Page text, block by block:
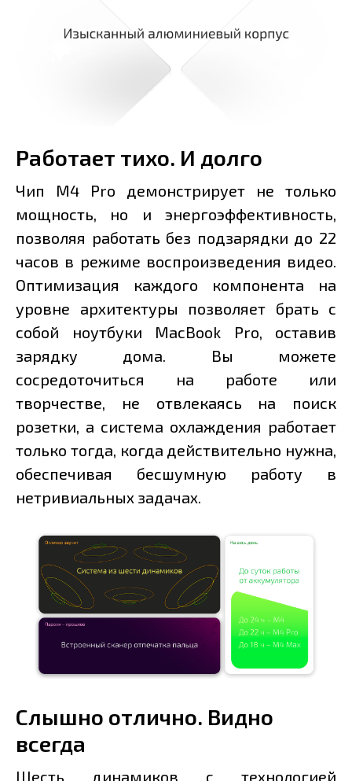
Работает тихо. И долго
Чип M4 Pro демонстрирует не только
мощность, но и энергоэффективность,
позволяя работать без подзарядки до 22
часов в режиме воспроизведения видео.
Оптимизация каждого компонента на
уровне архитектуры позволяет брать с
собой ноутбуки MacBook Pro, оставив
зарядку дома. Вы можете
сосредоточиться на работе или
творчестве, не отвлекаясь на поиск
розетки, а система охлаждения работает
только тогда, когда действительно нужна,
обеспечивая бесшумную работу в
нетривиальных задачах.
Слышно отлично. Видно
всегда
Шесть динамиков с технологией